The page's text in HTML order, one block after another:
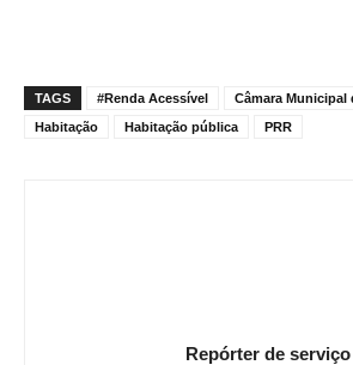
TAGS #Renda Acessível
Câmara Municipal
Habitação
Habitação pública PRR
Repórter de serviço